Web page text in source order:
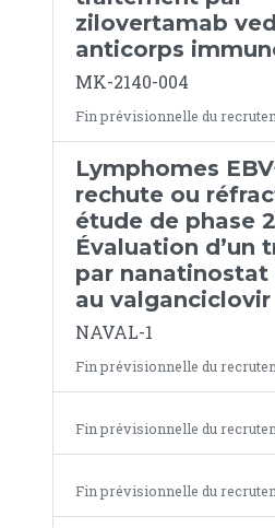
zilovertamab
anticorps
MK-2140-004
Fin prévisionnelle du
Lymphomes
rechute ou
étude de phase
Évaluation d’un
par nanatinostat
au valganciclovir
NAVAL-1
Fin prévisionnelle du
Fin prévisionnelle du
Fin prévisionnelle du